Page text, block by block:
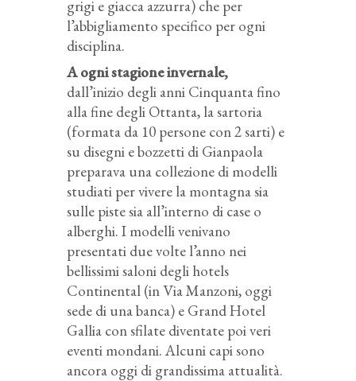
grigi e giacca azzurra) che per
l’abbigliamento specifico per ogni
disciplina.
A ogni stagione invernale,
dall’inizio degli anni Cinquanta fino
alla fine degli Ottanta, la sartoria
(formata da 10 persone con 2 sarti) e
su disegni e bozzetti di Gianpaola
preparava una collezione di modelli
studiati per vivere la montagna sia
sulle piste sia all’interno di case o
alberghi. I modelli venivano
presentati due volte l’anno nei
bellissimi saloni degli hotels
Continental (in Via Manzoni, oggi
sede di una banca) e Grand Hotel
Gallia con sfilate diventate poi veri
eventi mondani. Alcuni capi sono
ancora oggi di grandissima attualità.